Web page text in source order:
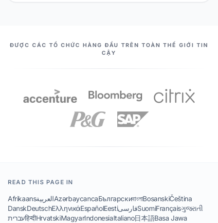
NHỮNG CỘNG SỰ CỦA CHÚNG TA
ĐƯỢC CÁC TỔ CHỨC HÀNG ĐẦU TRÊN TOÀN THẾ GIỚI TIN
CẬY
READ THIS PAGE IN
AfrikaansالعربيةAzərbaycancaБългарскиবাংলাBosanskiČeština
DanskDeutschΕλληνικάEspañolEestiفارسیSuomiFrançaisગુજરાતી
עבריתहिन्दीHrvatskiMagyarIndonesiaItaliano日本語Basa Jawa